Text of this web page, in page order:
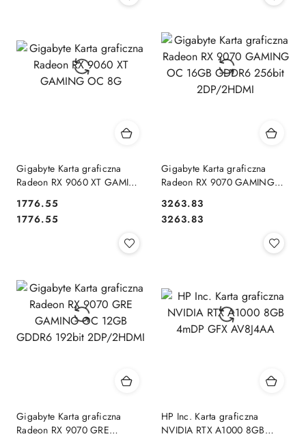
Gigabyte Karta graficzna
Radeon RX 9060 XT GAMING
Cena:
1776.55
Cena:
1776.55
Gigabyte Karta graficzna
Radeon RX 9070 GAMING
2DP/2HDMI
Cena:
3263.83
Cena:
3263.83
Gigabyte Karta graficzna
Radeon RX 9070 GRE
HP Inc. Karta graficzna
NVIDIA RTX A1000 8GB